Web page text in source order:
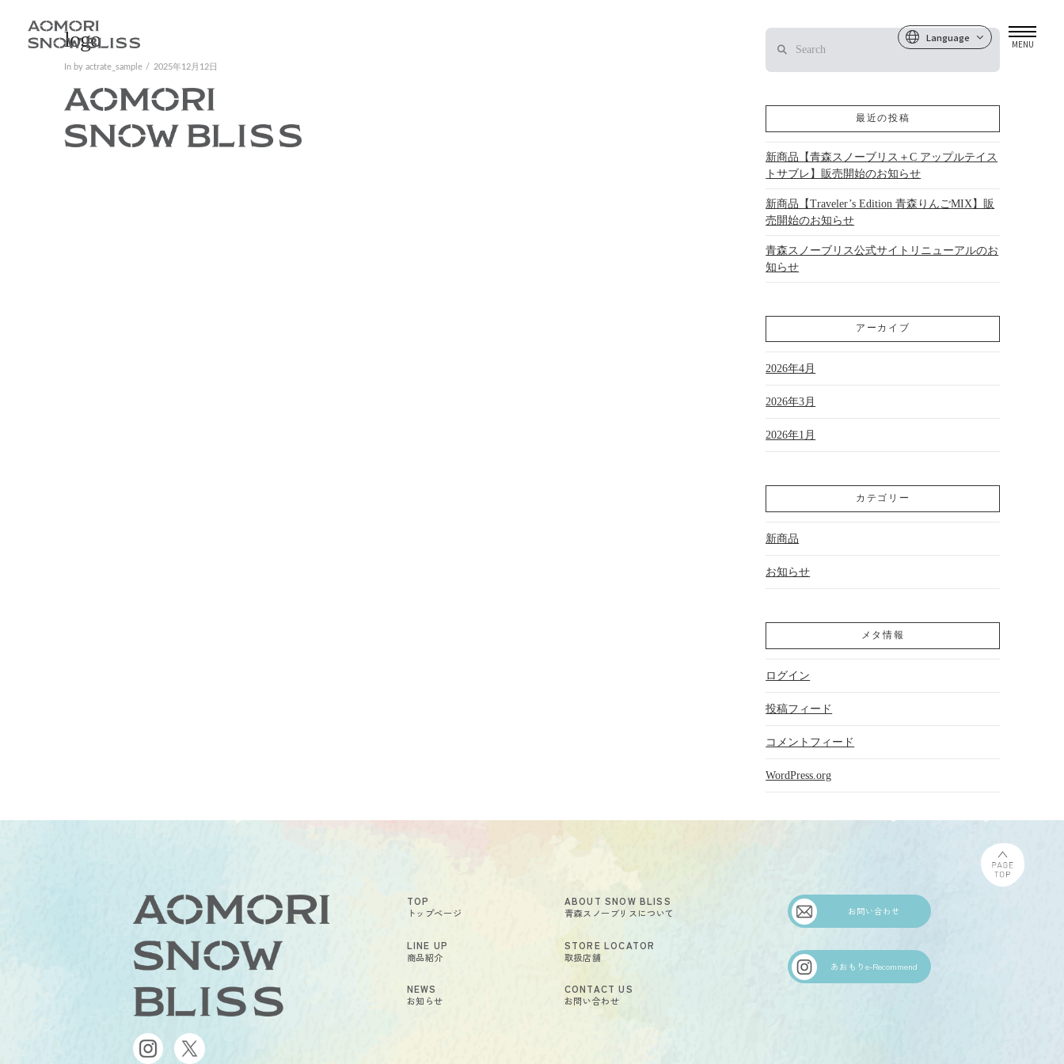
Language
MENU
logo
In by actrate_sample 2025年12月12日
最近の投稿
新商品【青森スノーブリス＋C アップルテイス
トサブレ】販売開始のお知らせ
新商品【Traveler’s Edition 青森りんごMIX】販
売開始のお知らせ
青森スノーブリス公式サイトリニューアルのお
知らせ
アーカイブ
2026年4月
2026年3月
2026年1月
カテゴリー
新商品
お知らせ
メタ情報
ログイン
投稿フィード
コメントフィード
WordPress.org
TOP
トップページ
LINE UP
商品紹介
NEWS
お知らせ
ABOUT SNOW BLISS
青森スノーブリスについて
STORE LOCATOR
取扱店舗
CONTACT US
お問い合わせ
お問い合わせ
あおもりe-Recommend